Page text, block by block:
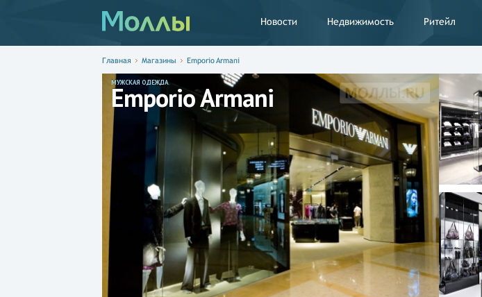
Новости Недвижимость Ритейл
Главная Магазины Emporio Armani
МУЖСКАЯ ОДЕЖДА
Emporio Armani